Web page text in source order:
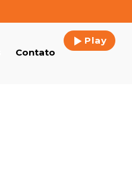
Contato
Play